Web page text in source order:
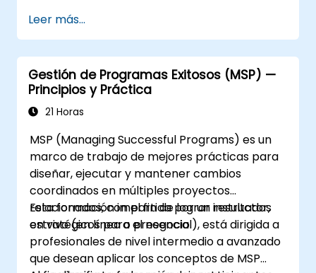
Leer más...
Gestión de Programas Exitosos (MSP) —
Principios y Práctica
21 Horas
MSP (Managing Successful Programs) es un
marco de trabajo de mejores prácticas para
diseñar, ejecutar y mantener cambios
coordinados en múltiples proyectos
relacionados, con el fin de lograr resultados
estratégicos para el negocio.
Esta formación impartida por un instructor,
en vivo (en línea o presencial), está dirigida a
profesionales de nivel intermedio a avanzado
que desean aplicar los conceptos de MSP